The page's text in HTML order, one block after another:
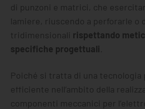
di punzoni e matrici, che
lamiere, riuscendo a perforarle o
tridimensionali rispettando
specifiche progettuali.
Poiché si tratta di una
efficiente nell’ambito della
componenti meccanici per